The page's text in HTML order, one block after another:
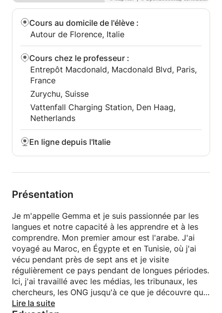
Cours au domicile de l'élève :
Autour de Florence, Italie
Cours chez le professeur :
Entrepôt Macdonald, Macdonald Blvd, Paris,
France
Zurychu, Suisse
Vattenfall Charging Station, Den Haag,
Netherlands
En ligne depuis l'Italie
Présentation
Je m'appelle Gemma et je suis passionnée par les
langues et notre capacité à les apprendre et à les
comprendre. Mon premier amour est l'arabe. J'ai
voyagé au Maroc, en Égypte et en Tunisie, où j'ai
vécu pendant près de sept ans et je visite
régulièrement ce pays pendant de longues périodes.
Ici, j'ai travaillé avec les médias, les tribunaux, les
chercheurs, les ONG jusqu'à ce que je découvre que
ma véritable vocation est d'enseigner. Je crois
Lire la suite